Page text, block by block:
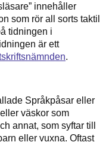
innehåller
som rör all sorts taktil
tidningen i
är ett
.
Språkpåsar eller
väskor som
annat, som syftar till
eller vuxna. Oftast